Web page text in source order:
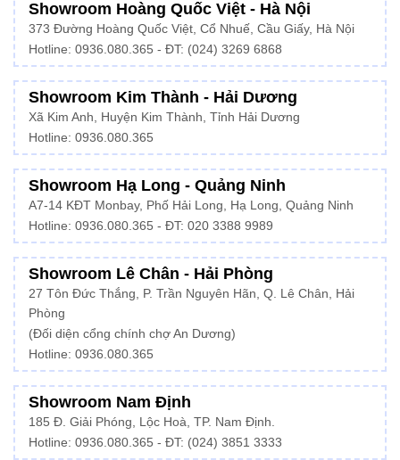
Showroom Hoàng Quốc Việt - Hà Nội
373 Đường Hoàng Quốc Việt, Cổ Nhuế, Cầu Giấy, Hà Nội
Hotline: 0936.080.365 - ĐT: (024) 3269 6868
Showroom Kim Thành - Hải Dương
Xã Kim Anh, Huyện Kim Thành, Tỉnh Hải Dương
Hotline: 0936.080.365
Showroom Hạ Long - Quảng Ninh
A7-14 KĐT Monbay, Phố Hải Long, Hạ Long, Quảng Ninh
Hotline: 0936.080.365 - ĐT: 020 3388 9989
Showroom Lê Chân - Hải Phòng
27 Tôn Đức Thắng, P. Trần Nguyên Hãn, Q. Lê Chân, Hải
Phòng
(Đối diện cổng chính chợ An Dương)
Hotline: 0936.080.365
Showroom Nam Định
185 Đ. Giải Phóng, Lộc Hoà, TP. Nam Định.
Hotline: 0936.080.365 - ĐT: (024) 3851 3333